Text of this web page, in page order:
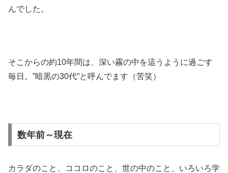
んでした。
そこからの約10年間は、深い霧の中を這うように過ごす
毎日。”暗黒の30代”と呼んでます（苦笑）
数年前～現在
カラダのこと、ココロのこと、世の中のこと、いろいろ学